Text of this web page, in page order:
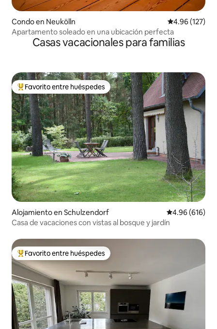
Condo en Neukölln Calificación
4.96 (127)
Apartamento soleado en una ubicación perfecta
Casas vacacionales para familias
Favorito entre huéspedes preferido
Favorito entre huéspedes
Alojamiento en Schulzendorf Calificación
4.96 (616)
Casa de vacaciones con vistas al bosque y jardín
Favorito entre huéspedes preferido
Favorito entre huéspedes